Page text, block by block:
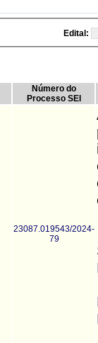
Edital:
Número do
Processo SEI
23087.019543/2024-
79